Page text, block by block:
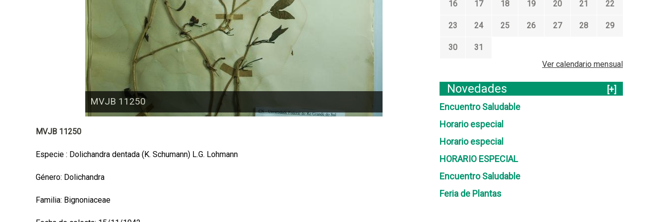
MVJB 11250
MVJB 11250
Especie : Dolichandra dentada (K. Schumann) L.G. Lohmann
Género: Dolichandra
Familia: Bignoniaceae
16 17 18 19 20 21 22
23 24 25 26 27 28 29
30
31
Ver calendario mensual
Novedades
[+]
Encuentro Saludable
Horario especial
Horario especial
HORARIO ESPECIAL
Encuentro Saludable
Feria de Plantas